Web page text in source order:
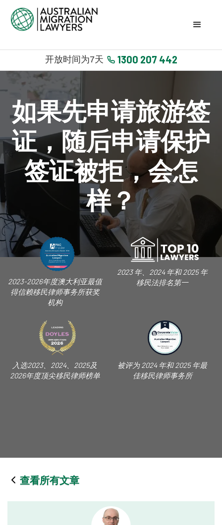
开放时间为7天 1300 207 442
如果先申请旅游签
证，随后申请保护
签证被拒，会怎
样？
2023-2026年度澳大利亚最值
得信赖移民律师事务所获奖
机构
2023 年、2024 年和 2025 年
移民法排名第一
入选2023、2024、2025及
2026年度顶尖移民律师榜单
被评为 2024 年和 2025 年最
佳移民律师事务所
查看所有文章